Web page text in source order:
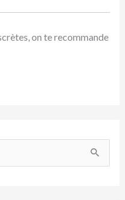
on te recommande